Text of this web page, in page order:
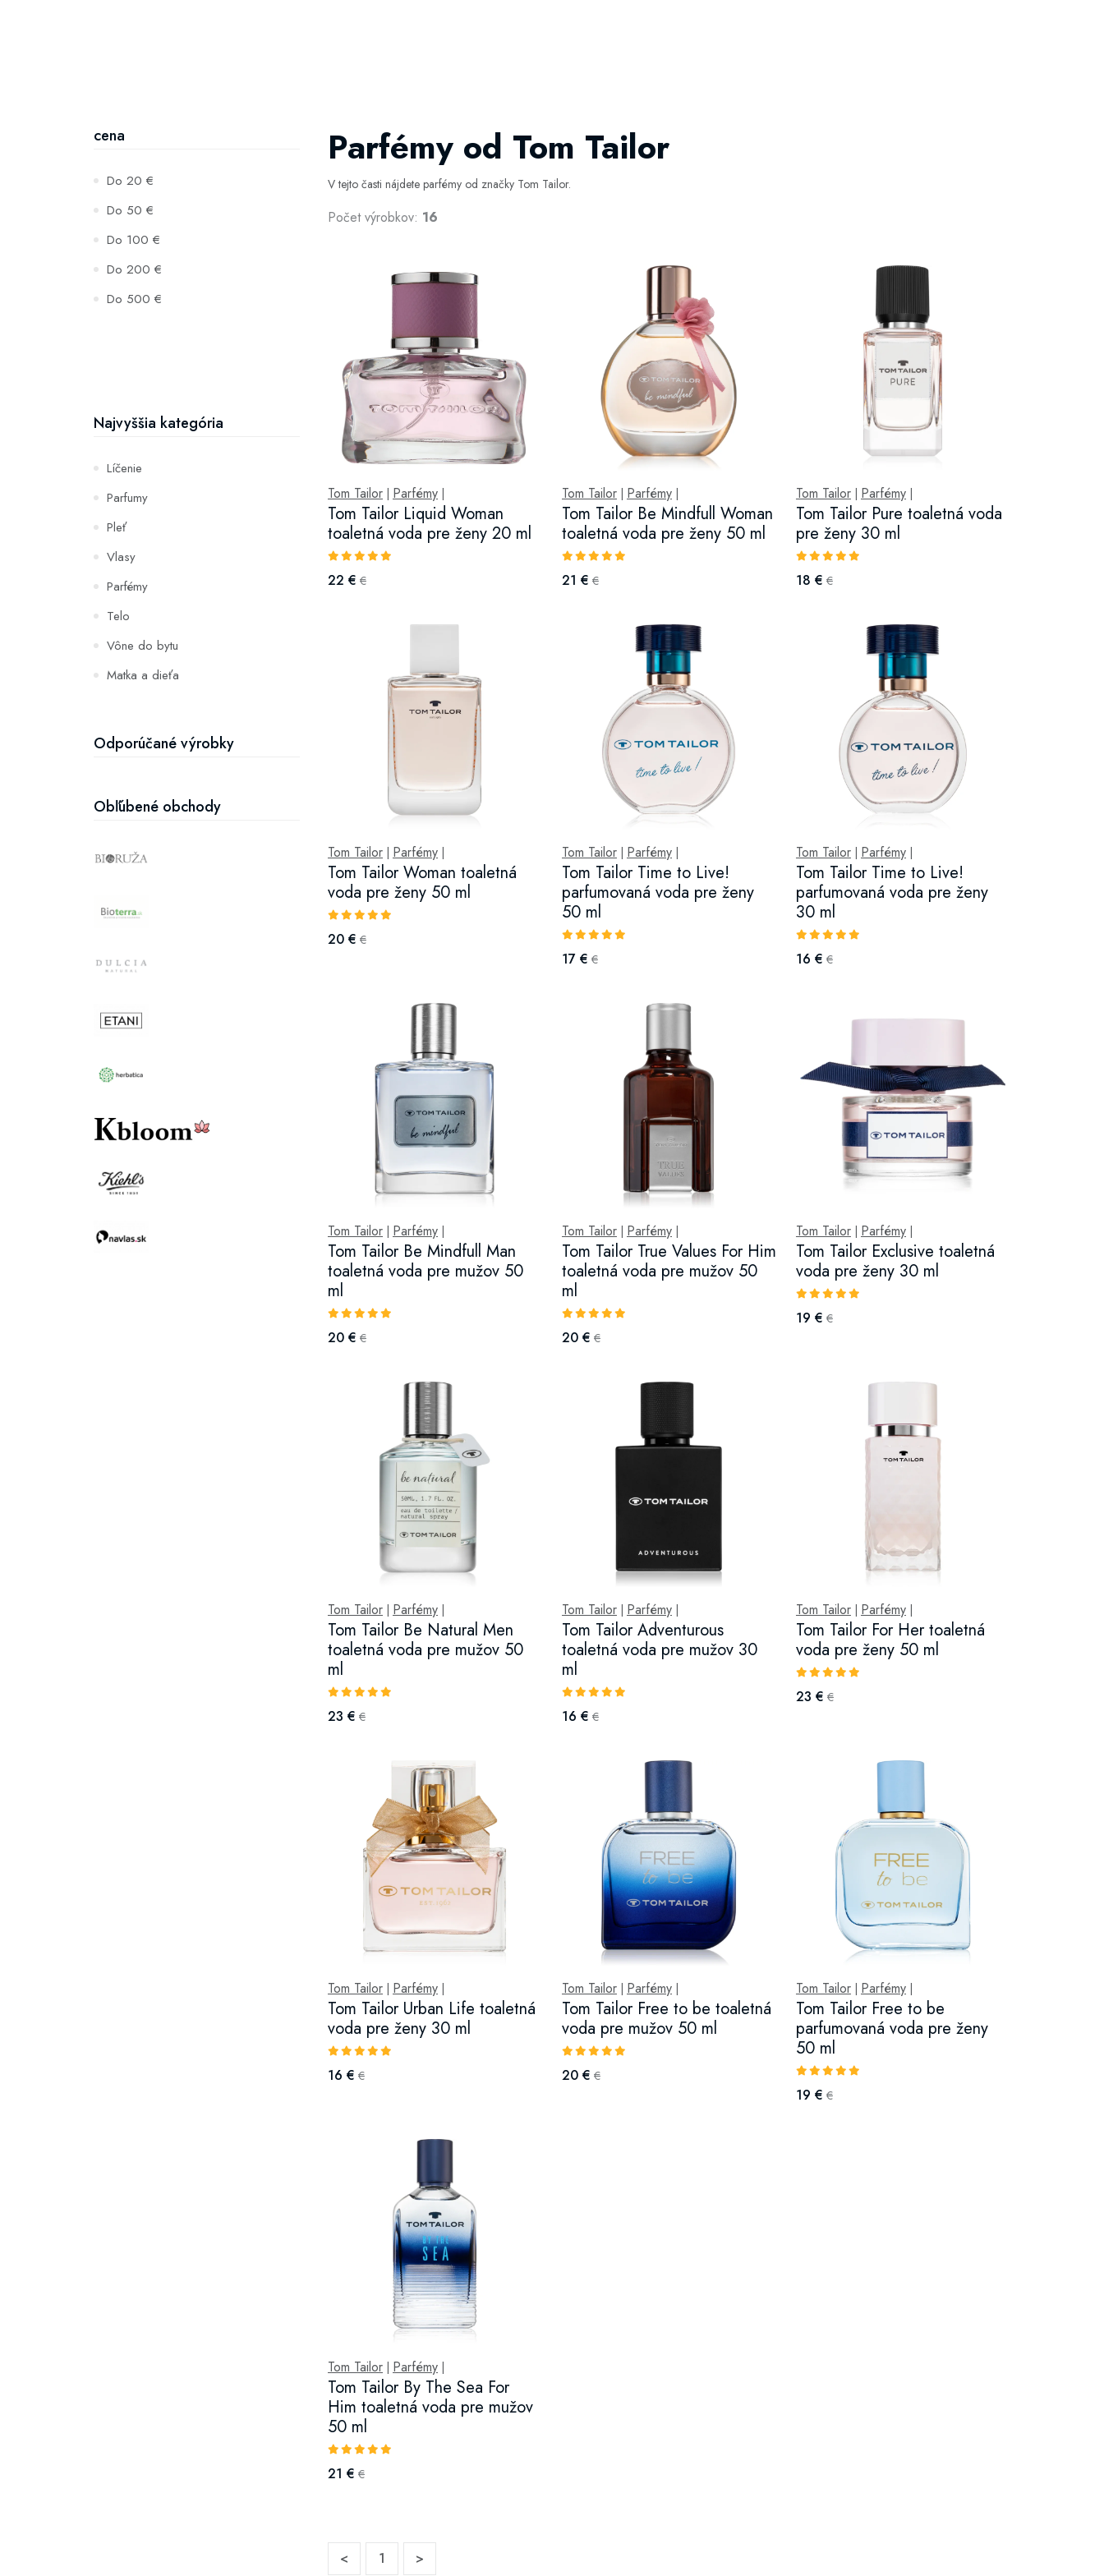
cena
Do 20 €
Do 50 €
Do 100 €
Do 200 €
Do 500 €
Najvyššia kategória
Líčenie
Parfumy
Pleť
Vlasy
Parfémy
Telo
Vône do bytu
Matka a dieťa
Hydratácia a výživa pleti
Odporúčané výrobky
Obľúbené obchody
Parfémy od Tom Tailor
V tejto časti nájdete parfémy od značky Tom Tailor.
Počet výrobkov: 16
Tom Tailor Parfémy
Tom Tailor Liquid Woman
toaletná voda pre ženy 20 ml
22 € €
Tom Tailor| Parfémy|
Tom Tailor Be Mindfull Woman
toaletná voda pre ženy 50 ml
21 € €
Tom Tailor| Parfémy|
Tom Tailor Pure toaletná voda
pre ženy 30 ml
18 € €
Tom Tailor Parfémy
Tom Tailor Woman toaletná
voda pre ženy 50 ml
20 € €
Tom Tailor| Parfémy|
Tom Tailor Time to Live!
parfumovaná voda pre ženy
50 ml
17 € €
Tom Tailor| Parfémy|
Tom Tailor Time to Live!
parfumovaná voda pre ženy
30 ml
16 € €
Tom Tailor Parfémy
Tom Tailor Be Mindfull Man
toaletná voda pre mužov 50
ml
20 € €
Tom Tailor| Parfémy|
Tom Tailor True Values For Him
toaletná voda pre mužov 50
ml
20 € €
Tom Tailor| Parfémy|
Tom Tailor Exclusive toaletná
voda pre ženy 30 ml
19 € €
Tom Tailor Parfémy
Tom Tailor Be Natural Men
toaletná voda pre mužov 50
ml
23 € €
Tom Tailor| Parfémy|
Tom Tailor Adventurous
toaletná voda pre mužov 30
ml
16 € €
Tom Tailor| Parfémy|
Tom Tailor For Her toaletná
voda pre ženy 50 ml
23 € €
Tom Tailor Parfémy
Tom Tailor Urban Life toaletná
voda pre ženy 30 ml
16 € €
Tom Tailor| Parfémy|
Tom Tailor Free to be toaletná
voda pre mužov 50 ml
20 € €
Tom Tailor| Parfémy|
Tom Tailor Free to be
parfumovaná voda pre ženy
50 ml
19 € €
Tom Tailor Parfémy
Tom Tailor By The Sea For
Him toaletná voda pre mužov
50 ml
21 € €
< 1 >